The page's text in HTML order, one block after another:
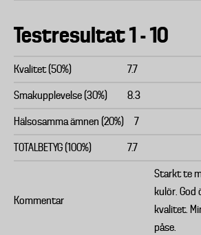
Testresultat 1 - 10
Kvalitet (50%) 7.7
Smakupplevelse (30%) 8.3
Hälsosamma ämnen (20%) 7
TOTALBETYG (100%) 7.7
Kommentar
Starkt te
kulör. God
kvalitet.
påse.